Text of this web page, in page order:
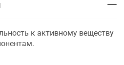
к активному веществу